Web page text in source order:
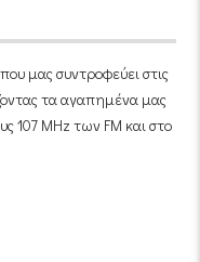
μας συντροφεύει στις
τα αγαπημένα μας
107 MHz των FM και στο